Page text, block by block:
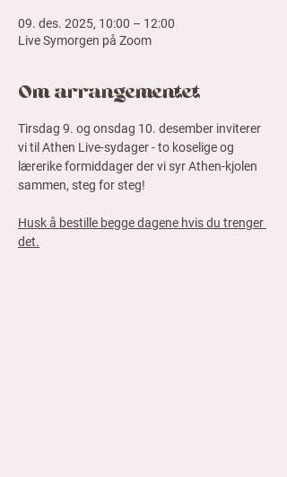
09. des. 2025, 10:00 – 12:00
Live Symorgen på Zoom
Om arrangementet
Tirsdag 9. og onsdag 10. desember inviterer
vi til Athen Live-sydager - to koselige og
lærerike formiddager der vi syr Athen-kjolen
sammen, steg for steg!
Husk å bestille begge dagene hvis du trenger
det.